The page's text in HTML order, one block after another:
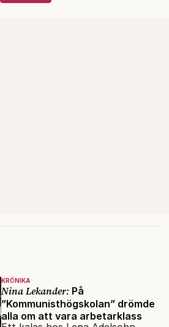
KRÖNIKA
Nina Lekander: På
”Kommunisthögskolan” drömde
alla om att vara arbetarklass